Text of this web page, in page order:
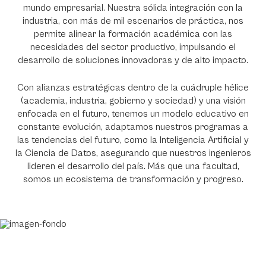
mundo empresarial. Nuestra sólida integración con la
industria, con más de mil escenarios de práctica, nos
permite alinear la formación académica con las
necesidades del sector productivo, impulsando el
desarrollo de soluciones innovadoras y de alto impacto.
Con alianzas estratégicas dentro de la cuádruple hélice
(academia, industria, gobierno y sociedad) y una visión
enfocada en el futuro, tenemos un modelo educativo en
constante evolución, adaptamos nuestros programas a
las tendencias del futuro, como la Inteligencia Artificial y
la Ciencia de Datos, asegurando que nuestros ingenieros
lideren el desarrollo del país. Más que una facultad,
somos un ecosistema de transformación y progreso.